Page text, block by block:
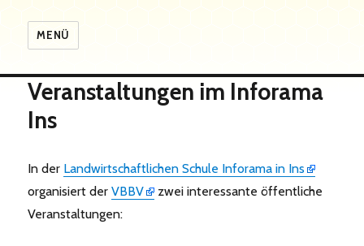
MENÜ
Veranstaltungen im Inforama
Ins
In der Landwirtschaftlichen Schule Inforama in Ins
organisiert derVBBV
zwei interessante öffentliche
Veranstaltungen: